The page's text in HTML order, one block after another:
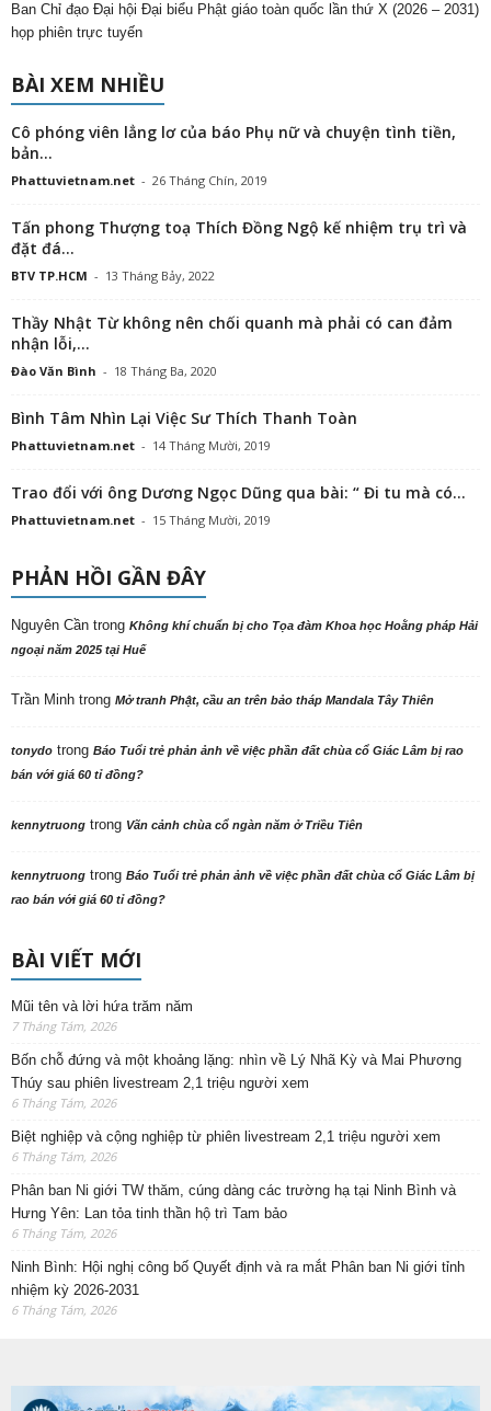
Ban Chỉ đạo Đại hội Đại biểu Phật giáo toàn quốc lần thứ X (2026 – 2031)
họp phiên trực tuyến
BÀI XEM NHIỀU
Cô phóng viên lẳng lơ của báo Phụ nữ và chuyện tình tiền,
bản...
Phattuvietnam.net - 26 Tháng Chín, 2019
Tấn phong Thượng toạ Thích Đồng Ngộ kế nhiệm trụ trì và
đặt đá...
BTV TP.HCM - 13 Tháng Bảy, 2022
Thầy Nhật Từ không nên chối quanh mà phải có can đảm
nhận lỗi,...
Đào Văn Bình - 18 Tháng Ba, 2020
Bình Tâm Nhìn Lại Việc Sư Thích Thanh Toàn
Phattuvietnam.net - 14 Tháng Mười, 2019
Trao đổi với ông Dương Ngọc Dũng qua bài: “ Đi tu mà có...
Phattuvietnam.net - 15 Tháng Mười, 2019
PHẢN HỒI GẦN ĐÂY
Nguyên Cần trong Không khí chuẩn bị cho Tọa đàm Khoa học Hoằng pháp Hải
ngoại năm 2025 tại Huế
Trần Minh trong Mở tranh Phật, cầu an trên bảo tháp Mandala Tây Thiên
tonydo trong Báo Tuổi trẻ phản ảnh về việc phần đất chùa cổ Giác Lâm bị rao
bán với giá 60 tỉ đồng?
kennytruong trong Vãn cảnh chùa cổ ngàn năm ở Triều Tiên
kennytruong trong Báo Tuổi trẻ phản ảnh về việc phần đất chùa cổ Giác Lâm bị
rao bán với giá 60 tỉ đồng?
BÀI VIẾT MỚI
Mũi tên và lời hứa trăm năm
7 Tháng Tám, 2026
Bốn chỗ đứng và một khoảng lặng: nhìn về Lý Nhã Kỳ và Mai Phương
Thúy sau phiên livestream 2,1 triệu người xem
6 Tháng Tám, 2026
Biệt nghiệp và cộng nghiệp từ phiên livestream 2,1 triệu người xem
6 Tháng Tám, 2026
Phân ban Ni giới TW thăm, cúng dàng các trường hạ tại Ninh Bình và
Hưng Yên: Lan tỏa tinh thần hộ trì Tam bảo
6 Tháng Tám, 2026
Ninh Bình: Hội nghị công bố Quyết định và ra mắt Phân ban Ni giới tỉnh
nhiệm kỳ 2026-2031
6 Tháng Tám, 2026